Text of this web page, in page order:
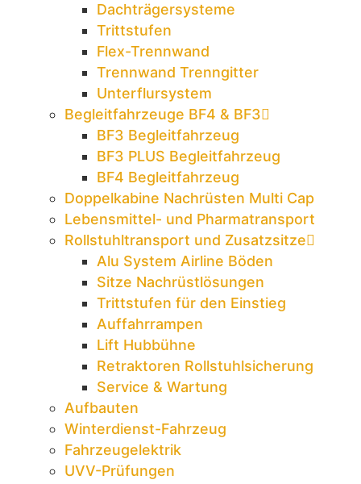
Dachträgersysteme
Trittstufen
Flex-Trennwand
Trennwand Trenngitter
Unterflursystem
Begleitfahrzeuge BF4 & BF3
BF3 Begleitfahrzeug
BF3 PLUS Begleitfahrzeug
BF4 Begleitfahrzeug
Doppelkabine Nachrüsten Multi Cap
Lebensmittel- und Pharmatransport
Rollstuhltransport und Zusatzsitze
Alu System Airline Böden
Sitze Nachrüstlösungen
Trittstufen für den Einstieg
Auffahrrampen
Lift Hubbühne
Retraktoren Rollstuhlsicherung
Service & Wartung
Aufbauten
Winterdienst-Fahrzeug
Fahrzeugelektrik
UVV-Prüfungen